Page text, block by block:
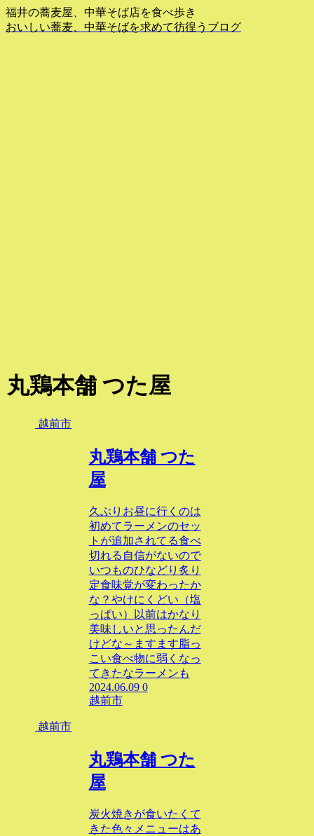
福井の蕎麦屋、中華そば店を食べ歩き
おいしい蕎麦、中華そばを求めて彷徨うブログ
丸鶏本舗 つた屋
越前市
丸鶏本舗 つた
屋
久ぶりお昼に行くのは
初めてラーメンのセッ
トが追加されてる食べ
切れる自信がないので
いつものひなどり炙り
定食味覚が変わったか
な？やけにくどい（塩
っぱい）以前はかなり
美味しいと思ったんだ
けどな～ますます脂っ
こい食べ物に弱くなっ
てきたなラーメンも
2024.06.09 0
越前市
越前市
丸鶏本舗 つた
屋
炭火焼きが食いたくて
きた色々メニューはあ